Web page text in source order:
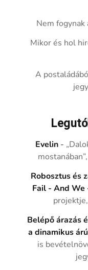
Nem
Mikor és hol
A
Evelin -
Robosztus és
Fail - And
Belépő árazás
a dinamikus
is